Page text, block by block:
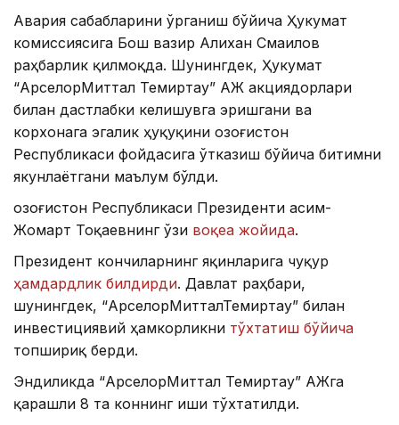
Авария сабабларини ўрганиш бўйича Ҳукумат
комиссиясига Бош вазир Алихан Смаилов
раҳбарлик қилмоқда. Шунингдек, Ҳукумат
“АрcелорМиттал Темиртау” АЖ акциядорлари
билан дастлабки келишувга эришгани ва
корхонага эгалик ҳуқуқини Қозоғистон
Республикаси фойдасига ўтказиш бўйича битимни
якунлаётгани маълум бўлди.
Қозоғистон Республикаси Президенти Қасим-
Жомарт Тоқаевнинг ўзи воқеа жойида.
Президент кончиларнинг яқинларига чуқур
ҳамдардлик билдирди. Давлат раҳбари,
шунингдек, “АрcелорМитталТемиртау” билан
инвестициявий ҳамкорликни тўхтатиш бўйича
топшириқ берди.
Эндиликда “АрcелорМиттал Темиртау” АЖга
қарашли 8 та коннинг иши тўхтатилди.